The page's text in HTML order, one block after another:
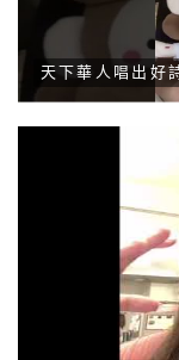
天下華人唱出好